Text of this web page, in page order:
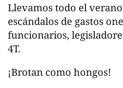
Llevamos todo el
escándalos de gastos
funcionarios,
4T.
¡Brotan como hongos!